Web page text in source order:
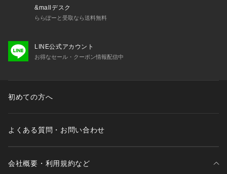
&mallデスク
ららぽーと受取なら送料無料
LINE公式アカウント
お得なセール・クーポン情報配信中
初めての方へ
よくある質問・お問い合わせ
会社概要・利用規約など